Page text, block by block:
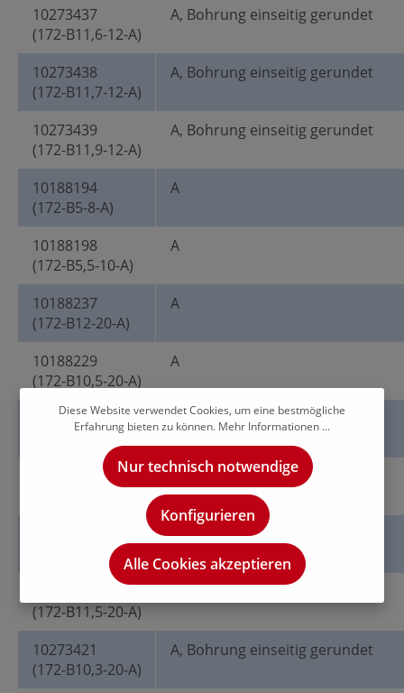
10273437
(172-B11,6-12-A)
A, Bohrung einseitig gerundet
10273438
(172-B11,7-12-A)
A, Bohrung einseitig gerundet
10273439
(172-B11,9-12-A)
A, Bohrung einseitig gerundet
10188194
(172-B5-8-A)
A
10188198
(172-B5,5-10-A)
A
10188237
(172-B12-20-A)
A
10188229
(172-B10,5-20-A)
A
10188232
(172-B11-20-A)
A
A
(172-B11,8-20-A)
A
(172-B11,5-20-A)
10273421
(172-B10,3-20-A)
A, Bohrung einseitig gerundet
Diese Website verwendet Cookies, um eine bestmögliche
Erfahrung bieten zu können. Mehr Informationen ...
Nur technisch notwendige
Konfigurieren
Alle Cookies akzeptieren